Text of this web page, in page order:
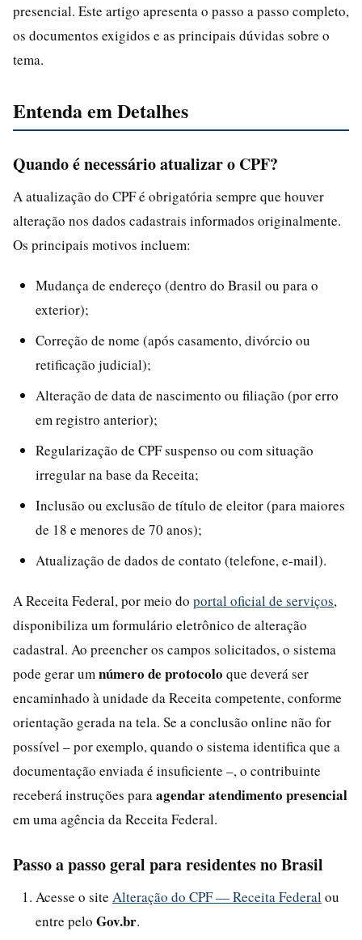
presencial. Este artigo apresenta o passo a passo completo,
os documentos exigidos e as principais dúvidas sobre o
tema.
Entenda em Detalhes
Quando é necessário atualizar o CPF?
A atualização do CPF é obrigatória sempre que houver
alteração nos dados cadastrais informados originalmente.
Os principais motivos incluem:
Mudança de endereço (dentro do Brasil ou para o
exterior);
Correção de nome (após casamento, divórcio ou
retificação judicial);
Alteração de data de nascimento ou filiação (por erro
em registro anterior);
Regularização de CPF suspenso ou com situação
irregular na base da Receita;
Inclusão ou exclusão de título de eleitor (para maiores
de 18 e menores de 70 anos);
Atualização de dados de contato (telefone, e-mail).
A Receita Federal, por meio do portal oficial de serviços,
disponibiliza um formulário eletrônico de alteração
cadastral. Ao preencher os campos solicitados, o sistema
pode gerar um número de protocolo que deverá ser
encaminhado à unidade da Receita competente, conforme
orientação gerada na tela. Se a conclusão online não for
possível – por exemplo, quando o sistema identifica que a
documentação enviada é insuficiente –, o contribuinte
receberá instruções para agendar atendimento presencial
em uma agência da Receita Federal.
Passo a passo geral para residentes no Brasil
Acesse o site Alteração do CPF — Receita Federal ou
entre pelo Gov.br.